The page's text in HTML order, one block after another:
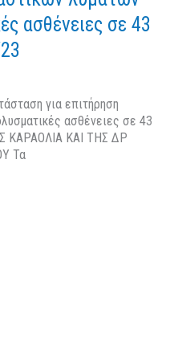
ασθένειες σε 43
για επιτήρηση
ασθένειες σε 43
ΚΑΙ ΤΗΣ ΔΡ
Τα